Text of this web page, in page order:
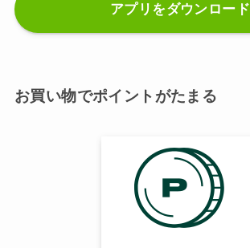
アプリをダウンロード
お買い物でポイントがたまる